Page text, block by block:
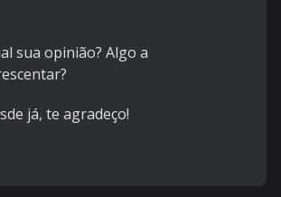
sua opinião? Algo a
já, te agradeço!